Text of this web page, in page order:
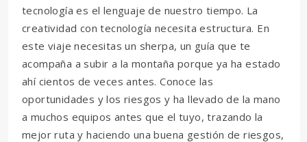
tecnología es el lenguaje de nuestro tiempo. La
creatividad con tecnología necesita estructura. En
este viaje necesitas un sherpa, un guía que te
acompaña a subir a la montaña porque ya ha estado
ahí cientos de veces antes. Conoce las
oportunidades y los riesgos y ha llevado de la mano
a muchos equipos antes que el tuyo, trazando la
mejor ruta y haciendo una buena gestión de riesgos,